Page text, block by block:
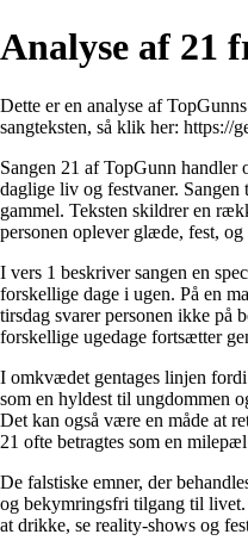
Analyse af 21
Dette er en analyse af TopGunns
sangteksten, så klik her: https://
Sangen 21 af TopGunn handler
daglige liv og festvaner. Sangen
gammel. Teksten skildrer en
personen oplever glæde, fest,
I vers 1 beskriver sangen en
forskellige dage i ugen. På en
tirsdag svarer personen ikke på
forskellige ugedage fortsætter
I omkvædet gentages linjen
som en hyldest til ungdommen
Det kan også være en måde at
21 ofte betragtes som en
De falstiske emner, der
og bekymringsfri tilgang til livet.
at drikke, se reality-shows og